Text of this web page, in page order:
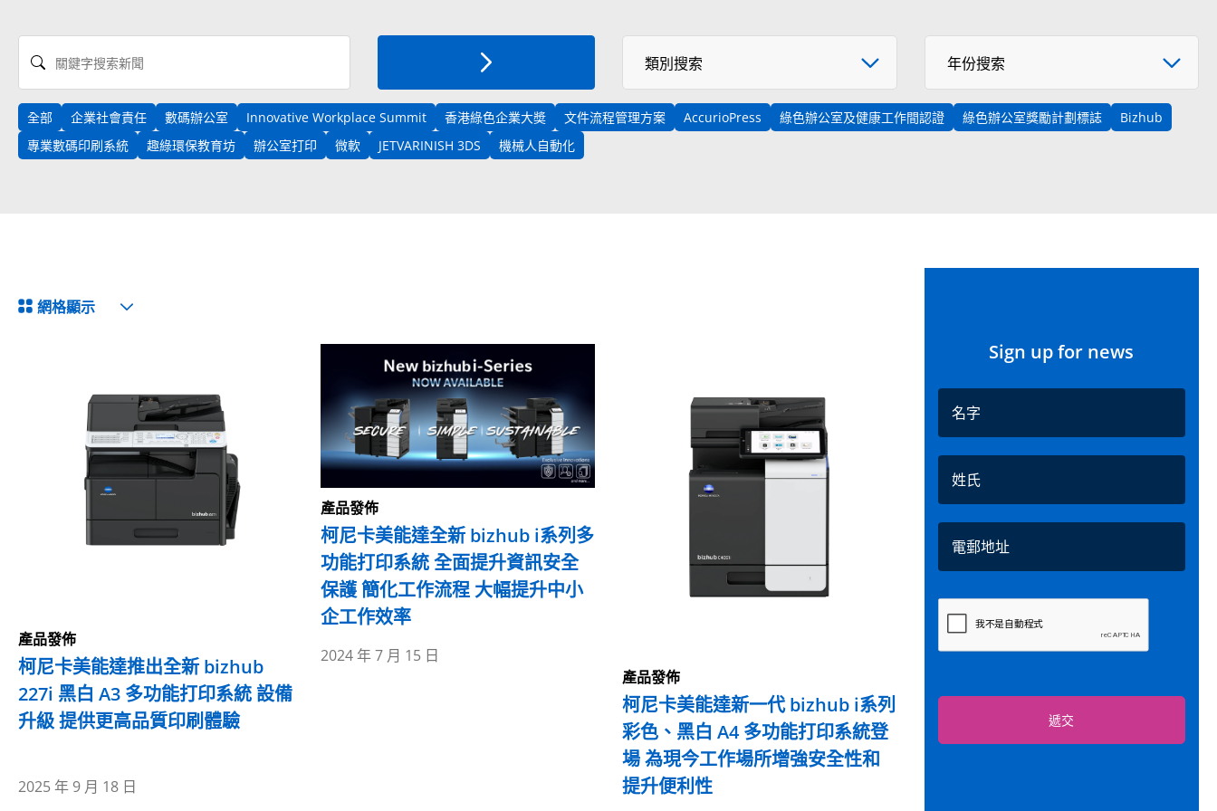
Select News Category
類別搜索
年份搜索
年份搜索
全部 企業社會責任 數碼辦公室 Innovative Workplace Summit 香港綠色企業大奬 文件流程管理方案 AccurioPress 綠色辦公室及健康工作間認證 綠色辦公室獎勵計劃標誌
Bizhub
專業數碼印刷系統
趣綠環保教育坊 辦公室打印 微軟 JETVARINISH 3DS 機械人自動化
網格顯示
產品發佈
柯尼卡美能達推出全新 bizhub
227i 黑白 A3 多功能打印系統 設備
升級 提供更高品質印刷體驗
2025 年 9 月 18 日
產品發佈
柯尼卡美能達全新 bizhub i系列多
功能打印系統 全面提升資訊安全
保護 簡化工作流程 大幅提升中小
企工作效率
2024 年 7 月 15 日
產品發佈
柯尼卡美能達新一代 bizhub i系列
彩色、黑白 A4 多功能打印系統登
場 為現今工作場所增強安全性和
提升便利性
Sign up for news
遞交